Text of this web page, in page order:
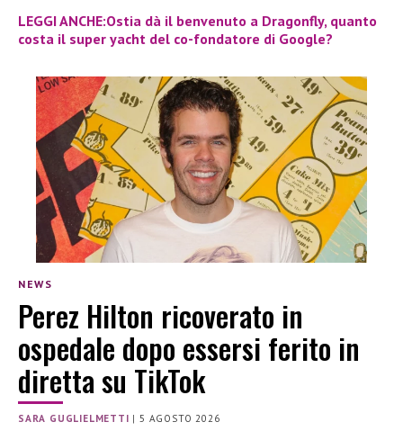
LEGGI ANCHE:Ostia dà il benvenuto a Dragonfly, quanto
costa il super yacht del co-fondatore di Google?
NEWS
Perez Hilton ricoverato in
ospedale dopo essersi ferito in
diretta su TikTok
SARA GUGLIELMETTI | 5 AGOSTO 2026